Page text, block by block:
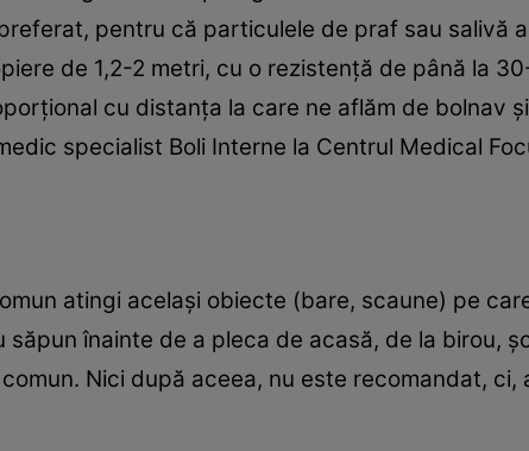
pentru că particulele de praf sau salivă
de 1,2-2 metri, cu o rezistenţă de până la
cu distanţa la care ne aflăm de bolnav
specialist Boli Interne la Centrul Medical
atingi acelaşi obiecte (bare, scaune) pe
înainte de a pleca de acasă, de la birou,
Nici după aceea, nu este recomandat, ci,